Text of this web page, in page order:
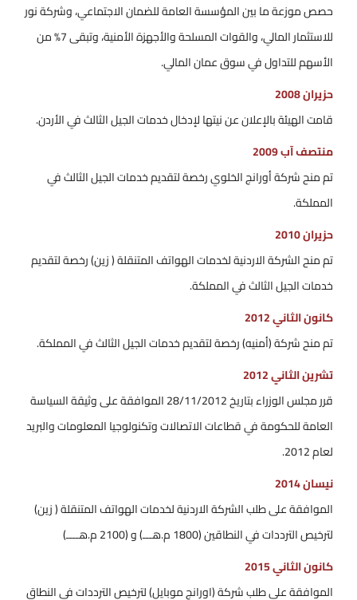
حصص موزعة ما بين المؤسسة العامة للضمان الاجتماعي، وشركة نور
للاستثمار المالي، والقوات المسلحة والأجهزة الأمنية، وتبقى 7% من
الأسهم للتداول في سوق عمان المالي.
حزيران 2008
قامت الهيئة بالإعلان عن نيتها لإدخال خدمات الجيل الثالث في الأردن.
منتصف آب 2009
تم منح شركة أورانج الخلوي رخصة لتقديم خدمات الجيل الثالث في
المملكة.
حزيران 2010
تم منح الشركة الاردنية لخدمات الهواتف المتنقلة ( زين) رخصة لتقديم
خدمات الجيل الثالث في المملكة.
كانون الثاني 2012
تم منح شركة (أمنيه) رخصة لتقديم خدمات الجيل الثالث في المملكة.
تشرين الثاني 2012
قرر مجلس الوزراء بتاريخ 28/11/2012 الموافقة على وثيقة السياسة
العامة للحكومة في قطاعات الاتصالات وتكنولوجيا المعلومات والبريد
لعام 2012.
نيسان 2014
الموافقة على طلب الشركة الاردنية لخدمات الهواتف المتنقلة ( زين)
لترخيص الترددات في النطاقين (1800 م.هـــ) و (2100 م.هــــ)
كانون الثاني 2015
الموافقة على طلب شركة (اورانج موبايل) لترخيص الترددات في النطاق